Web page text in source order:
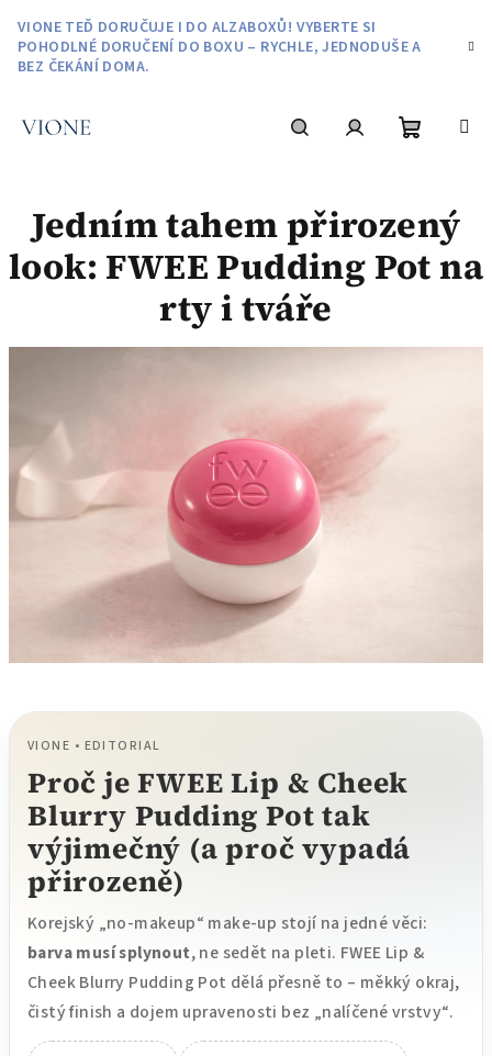
obsah
VIONE TEĎ DORUČUJE I DO ALZABOXŮ! VYBERTE SI
POHODLNÉ DORUČENÍ DO BOXU – RYCHLE, JEDNODUŠE A
BEZ ČEKÁNÍ DOMA.
košík
Jedním tahem přirozený
look: FWEE Pudding Pot na
rty i tváře
VIONE • EDITORIAL
Proč je FWEE Lip & Cheek
Blurry Pudding Pot tak
výjimečný (a proč vypadá
přirozeně)
Korejský „no-makeup“ make-up stojí na jedné věci:
barva musí splynout, ne sedět na pleti. FWEE Lip &
Cheek Blurry Pudding Pot dělá přesně to – měkký okraj,
čistý finish a dojem upravenosti bez „nalíčené vrstvy“.